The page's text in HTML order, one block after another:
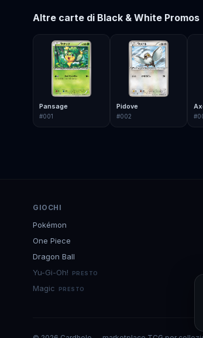
Altre carte di Black & White Promos
Pansage
#001
Pidove
#002 #
GIOCHI
Pokémon
One Piece
Dragon Ball
Yu-Gi-Oh!
PRESTO
Magic PRESTO